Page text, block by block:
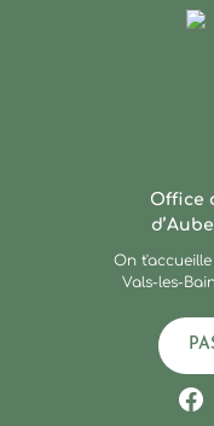
Office
On
Vals-les-